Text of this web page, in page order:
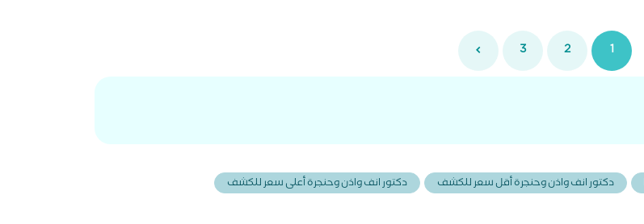
1
2
3
دكتور انف واذن وحنجرة أقل سعر للكشف
دكتور انف واذن وحنجرة أعلى سعر للكشف